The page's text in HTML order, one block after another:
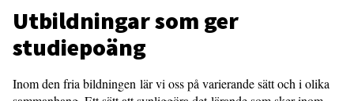
Utbildningar som ger
studiepoäng
Inom den fria bildningen lär vi oss på varierande sätt och i olika